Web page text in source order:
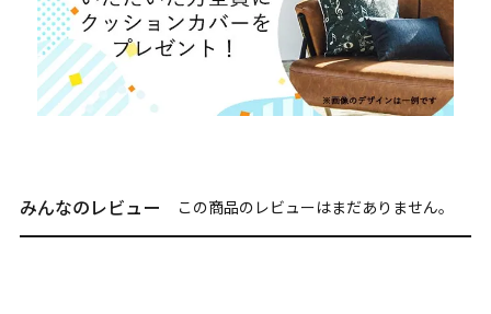
みんなのレビュー この商品のレビューはまだありません。